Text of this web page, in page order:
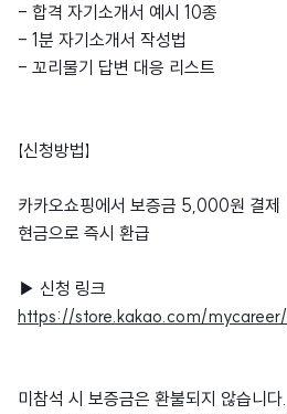
- 합격 자기소개서 예시 10종
- 1분 자기소개서 작성법
- 꼬리물기 답변 대응 리스트
【신청방법】
카카오쇼핑에서 보증금 5,000원 결
현금으로 즉시 환급
▶ 신청 링크
https://store.kakao.com/
미참석 시 보증금은 환불되지 않습니다.